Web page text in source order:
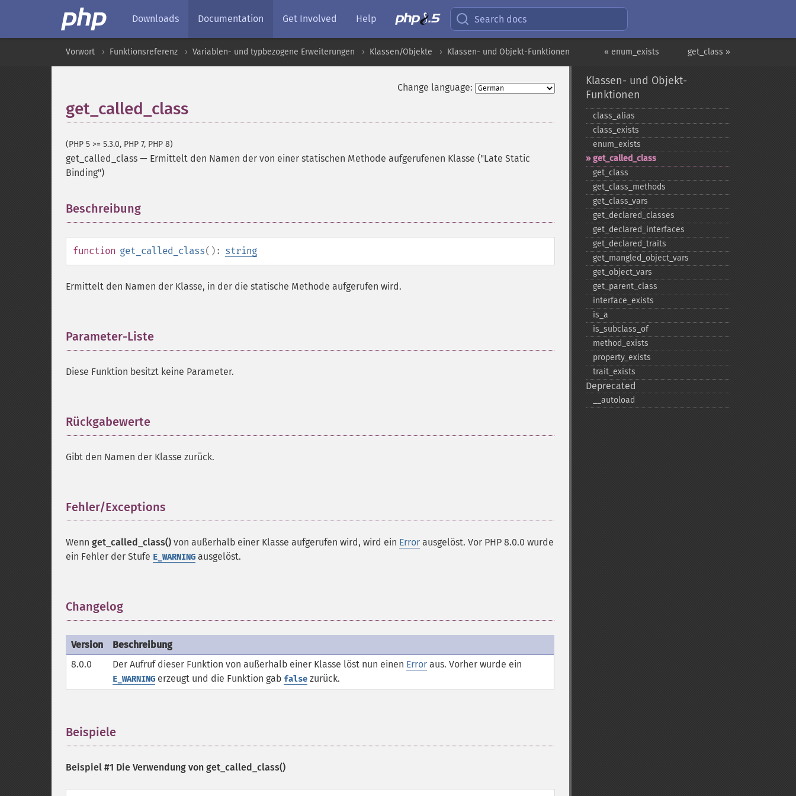
Downloads Documentation Get Involved Help Search docs
get_class »
« enum_exists
Vorwort Funktionsreferenz Variablen- und typbezogene Erweiterungen Klassen/Objekte Klassen- und Objekt-Funktionen
Change language:
get_called_class
(PHP 5 >= 5.3.0, PHP 7, PHP 8)
get_called_class — Ermittelt den Namen der von einer statischen Methode aufgerufenen Klasse ("Late Static
Binding")
Beschreibung
function get_called_class(): string
Ermittelt den Namen der Klasse, in der die statische Methode aufgerufen wird.
Parameter-Liste
Diese Funktion besitzt keine Parameter.
Rückgabewerte
Gibt den Namen der Klasse zurück.
Fehler/Exceptions
Wenn get_called_class() von außerhalb einer Klasse aufgerufen wird, wird ein Error ausgelöst. Vor PHP 8.0.0 wurde
ein Fehler der Stufe E_WARNING ausgelöst.
Changelog
Version
Beschreibung
8.0.0
Der Aufruf dieser Funktion von außerhalb einer Klasse löst nun einen Error aus. Vorher wurde ein
E_WARNING erzeugt und die Funktion gab false zurück.
Beispiele
Beispiel #1 Die Verwendung von get_called_class()
Klassen- und Objekt-
Funktionen
class_​alias
class_​exists
enum_​exists
get_​called_​class
get_​class
get_​class_​methods
get_​class_​vars
get_​declared_​classes
get_​declared_​interfaces
get_​declared_​traits
get_​mangled_​object_​vars
get_​object_​vars
get_​parent_​class
interface_​exists
is_​a
is_​subclass_​of
method_​exists
property_​exists
trait_​exists
Deprecated
_​_​autoload